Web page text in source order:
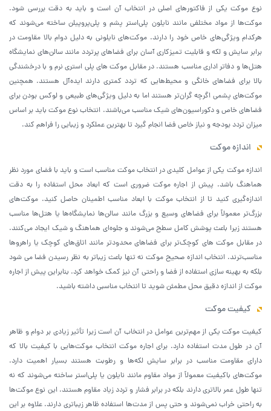
نوع موکت یکی از فاکتورهای اصلی در انتخاب آن است و باید به دقت بررسی شود.
موکت‌ها از مواد مختلفی مانند نایلون پلی‌استر پشم و پلی‌پروپیلن ساخته می‌شوند که
هرکدام ویژگی‌های خاص خود را دارند. موکت‌های نایلونی به دلیل دوام بالا مقاومت در
برابر سایش و لکه و قابلیت تمیزکاری آسان برای فضاهای پرتردد مانند سالن‌های نمایشگاه
هتل‌ها و دفاتر اداری مناسب هستند. در مقابل موکت ‌های پلی‌ استری نرم و با درخشندگی
بالا برای فضاهای خانگی و محیط‌هایی که تردد کمتری دارند ایده‌آل هستند. همچنین
موکت‌های پشمی اگرچه گران‌تر هستند اما به دلیل ویژگی‌های طبیعی و لوکس بودن برای
فضاهای خاص و دکوراسیون‌های شیک مناسب می‌باشند. انتخاب نوع موکت باید بر اساس
میزان تردد بودجه و نیاز خاص فضا انجام گیرد تا بهترین عملکرد و زیبایی را فراهم کند.
اندازه موکت
اندازه موکت یکی از عوامل کلیدی در انتخاب موکت مناسب است و باید با فضای مورد نظر
هماهنگ باشد. پیش از اجاره موکت ضروری است که ابعاد محل استفاده را به دقت
اندازه‌گیری کنید تا از انتخاب موکت با ابعاد مناسب اطمینان حاصل کنید. موکت‌های
بزرگ‌تر معمولاً برای فضاهای وسیع و بزرگ مانند سالن‌ها نمایشگاه‌ها یا هتل‌ها مناسب
هستند زیرا باعث پوشش کامل سطح می‌شوند و جلوه‌ای هماهنگ و شیک ایجاد می‌کنند.
در مقابل موکت ‌های کوچک‌تر برای فضاهای محدودتر مانند اتاق‌های کوچک یا راهروها
مناسب‌ترند. انتخاب اندازه صحیح موکت نه تنها باعث زیباتر به نظر رسیدن فضا می ‌شود
بلکه به بهینه ‌سازی استفاده از فضا و راحتی آن نیز کمک خواهد کرد. بنابراین پیش از اجاره
موکت از اندازه دقیق محل مطمئن شوید تا انتخاب مناسبی داشته باشید.
کیفیت موکت
کیفیت موکت یکی از مهم‌ترین عوامل در انتخاب آن است زیرا تأثیر زیادی بر دوام و ظاهر
آن در طول مدت استفاده دارد. برای اجاره موکت انتخاب موکت‌هایی با کیفیت بالا که
دارای مقاومت مناسب در برابر سایش لکه‌ها و رطوبت هستند بسیار اهمیت دارد.
موکت‌های باکیفیت معمولاً از مواد مقاوم مانند نایلون یا پلی‌استر ساخته می‌شوند که نه
تنها طول عمر بالاتری دارند بلکه در برابر فشار و تردد زیاد مقاوم هستند. این نوع موکت‌ها
به راحتی خراب نمی‌شوند و حتی پس از مدت‌ها استفاده ظاهر زیباتری دارند. علاوه بر این